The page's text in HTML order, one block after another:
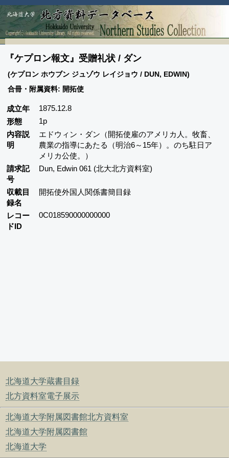
北海道大学蔵書目録
北方資料室電子展示
北海道大学附属図書館北方資料室
北海道大学附属図書館
北海道大学
『ケプロン報文』受贈礼状 / ダン
(ケプロン ホウブン ジュゾウ レイジョウ / DUN, EDWIN)
合冊・附属資料: 開拓使
成立年
1875.12.8
形態
1p
内容説
明
エドウィン・ダン（開拓使雇のアメリカ人。牧畜、
農業の指導にあたる（明治6～15年）。のち駐日ア
メリカ公使。）
請求記
号
Dun, Edwin 061 (北大北方資料室)
収載目
録名
開拓使外国人関係書簡目録
レコー
ドID
0C018590000000000